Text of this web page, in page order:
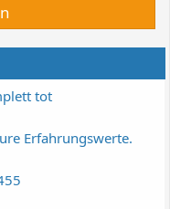
tot
Erfahrungswerte.